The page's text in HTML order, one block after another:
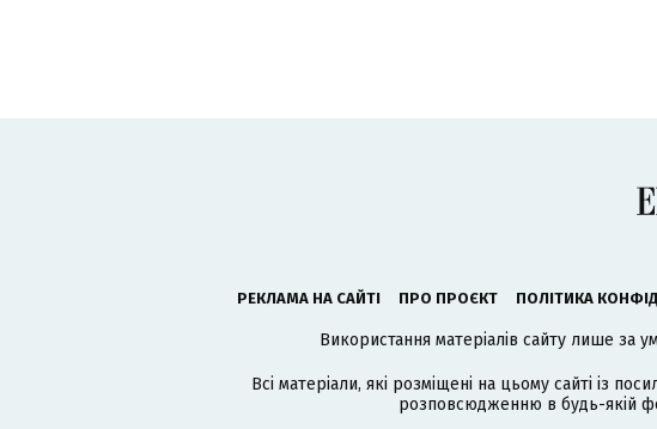
РЕКЛАМА НА САЙТІ ПРО ПРОЄКТ ПОЛІТИКА
Використання матеріалів сайту лише за
Всі матеріали, які розміщені на цьому сайті із
розповсюдженню в будь-якій